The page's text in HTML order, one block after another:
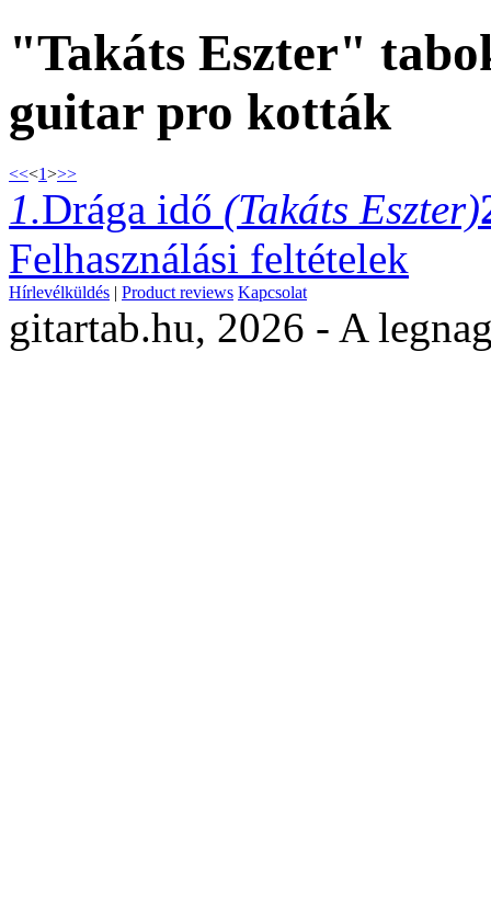
"Takáts Eszter"
guitar pro kották
<<<1>>>
1.Drága idő (Takáts Eszter)
Felhasználási feltételek
Hírlevélküldés | Product reviews Kapcsolat
gitartab.hu, 2026 - A